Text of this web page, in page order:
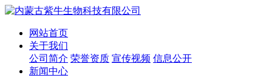
网站首页
关于我们
公司简介 荣誉资质 宣传视频 信息公开
新闻中心